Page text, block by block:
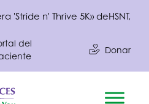
'Stride n' Thrive 5K» deHSNT,
del
Donar